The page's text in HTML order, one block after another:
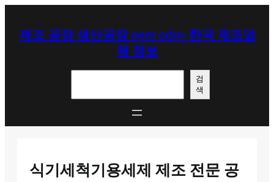
제조 공장 생산공장 oem odm-한국 제조업
체 정보
검
색
식기세척기용세제 제조 전문 공